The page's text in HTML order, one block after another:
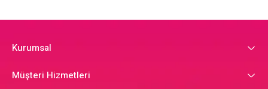
Kurumsal
Müşteri Hizmetleri